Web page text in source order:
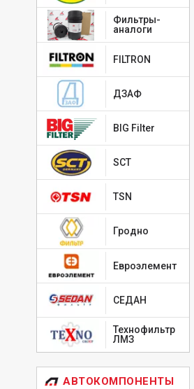
Фильтры-
аналоги
FILTRON
ДЗАФ
BIG Filter
SCT
TSN
Гродно
Евроэлемент
СЕДАН
Технофильтр
ЛМЗ
АВТОКОМПОНЕНТЫ